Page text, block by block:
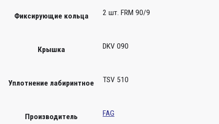
Фиксирующие кольца 2 шт. FRM 90/9
Крышка DKV 090
Уплотнение лабиринтное TSV 510
Производитель FAG